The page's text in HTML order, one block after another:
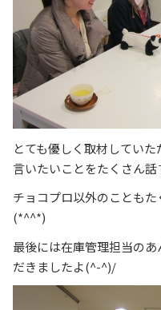
とても優しく取材してい
言いたいことをたくさん話
チョコプロ以外のことも
(*^^*)
最後には在庫管理担当の
だきましたよ(^-^)/